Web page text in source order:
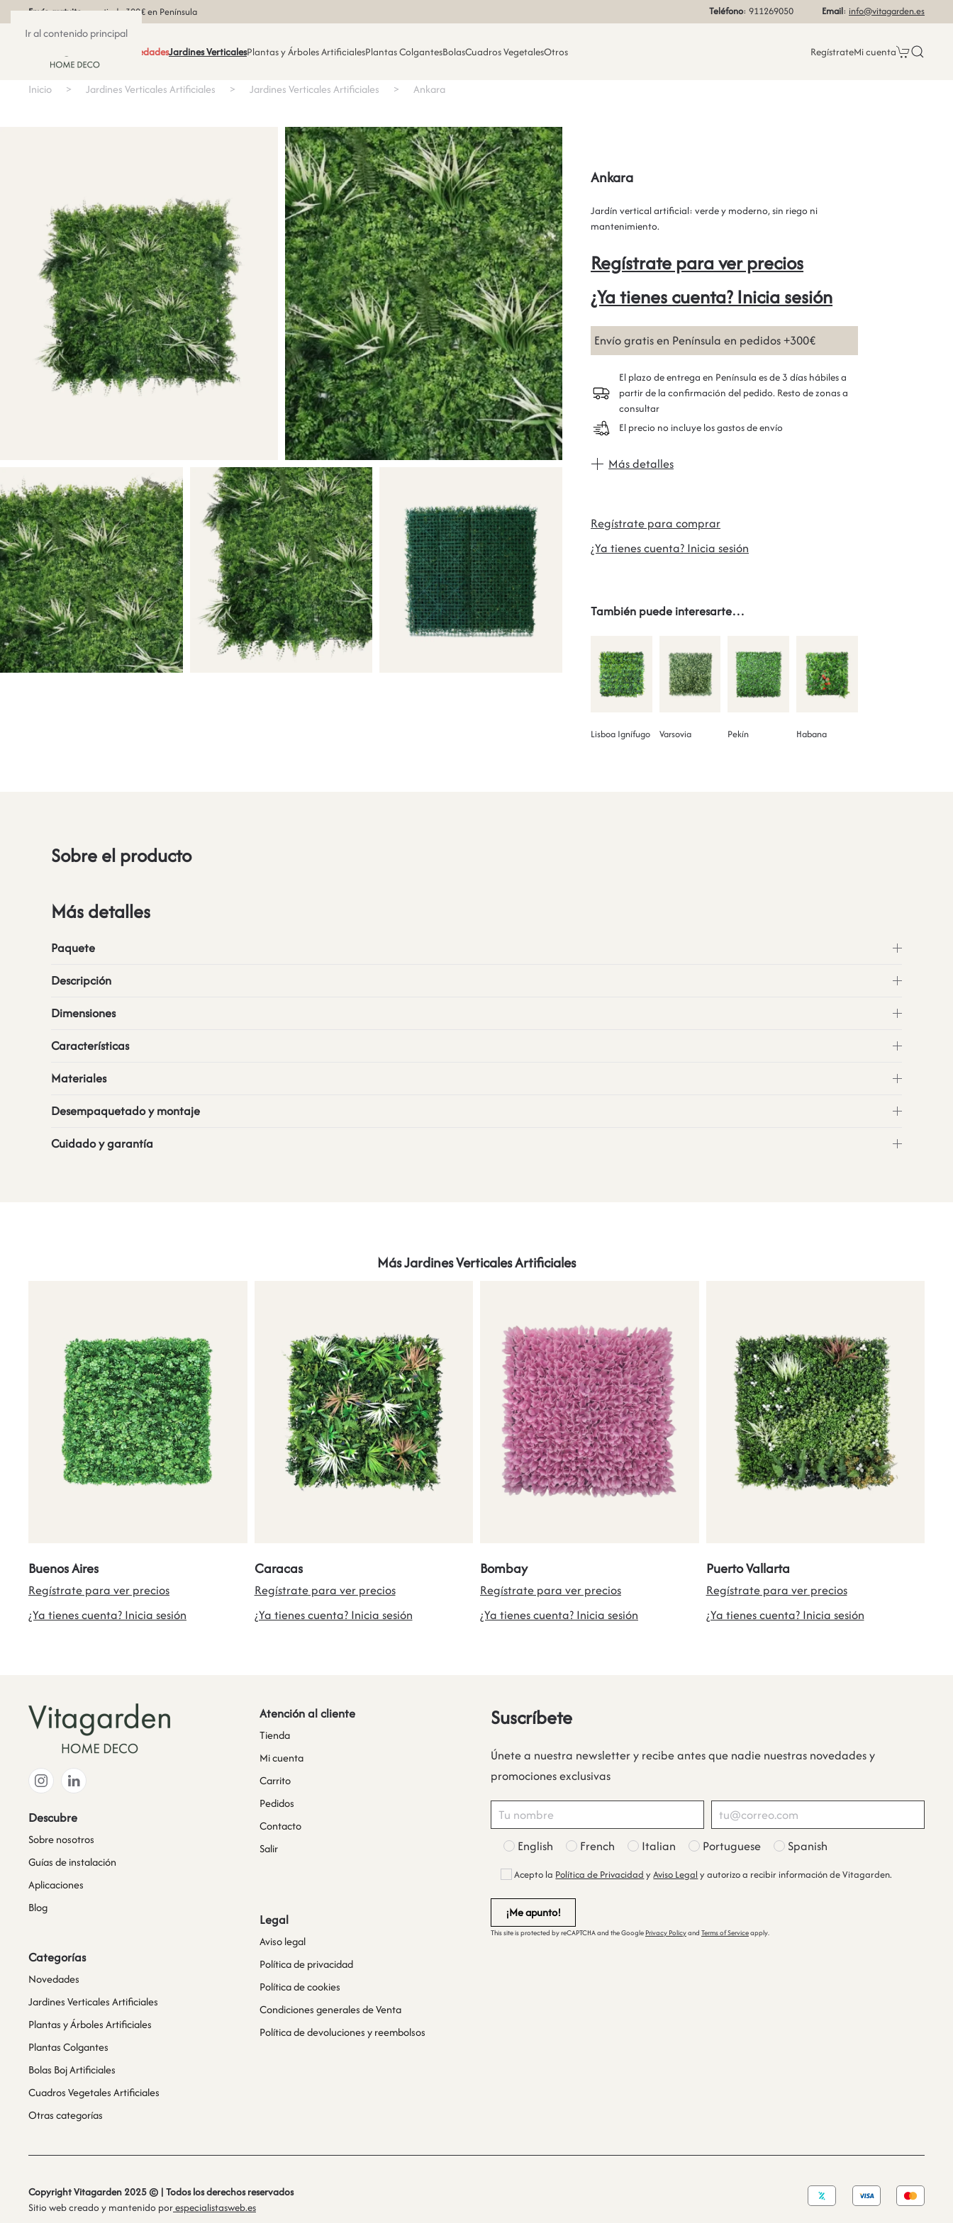
Ir al contenido principal
Envío gratuitoa partir de 300€ en Península Teléfono: 911269050 Email: info@vitagarden.es
NovedadesJardines VerticalesPlantas y Árboles ArtificialesPlantas ColgantesBolasCuadros VegetalesOtros RegístrateMi cuenta
Inicio Jardines Verticales Artificiales Jardines Verticales Artificiales Ankara
Ankara
Jardín vertical artificial: verde y moderno, sin riego ni
mantenimiento.
Regístrate para ver precios
¿Ya tienes cuenta? Inicia sesión
Envío gratis en Península en pedidos +300€
El plazo de entrega en Península es de 3 días hábiles a
partir de la confirmación del pedido. Resto de zonas a
consultar
El precio no incluye los gastos de envío
Más detalles
Regístrate para comprar
¿Ya tienes cuenta? Inicia sesión
También puede interesarte…
Lisboa Ignífugo Varsovia Pekín Habana
Sobre el producto
Más detalles
Paquete
Descripción
Dimensiones
Características
Materiales
Desempaquetado y montaje
Cuidado y garantía
Más Jardines Verticales Artificiales
Buenos Aires
Regístrate para ver precios
¿Ya tienes cuenta? Inicia sesión
Caracas
Regístrate para ver precios
¿Ya tienes cuenta? Inicia sesión
Bombay
Regístrate para ver precios
¿Ya tienes cuenta? Inicia sesión
Puerto Vallarta
Regístrate para ver precios
¿Ya tienes cuenta? Inicia sesión
Descubre
Sobre nosotros
Guías de instalación
Aplicaciones
Blog
Categorías
Novedades
Jardines Verticales Artificiales
Plantas y Árboles Artificiales
Plantas Colgantes
Bolas Boj Artificiales
Cuadros Vegetales Artificiales
Otras categorías
Atención al cliente
Tienda
Mi cuenta
Carrito
Pedidos
Contacto
Salir
Legal
Aviso legal
Política de privacidad
Política de cookies
Condiciones generales de Venta
Política de devoluciones y reembolsos
Suscríbete
Únete a nuestra newsletter y recibe antes que nadie nuestras novedades y
promociones exclusivas
English French Italian Portuguese Spanish
Acepto la Política de Privacidad yAviso Legal y autorizo a recibir información de Vitagarden.
This site is protected by reCAPTCHA and the Google Privacy Policyand Terms of Serviceapply.
Copyright Vitagarden 2025 © | Todos los derechos reservados
Sitio web creado y mantenido porespecialistasweb.es